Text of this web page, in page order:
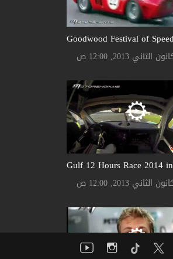
Goodwood Festival of
Gulf 12 Hours Race 2014